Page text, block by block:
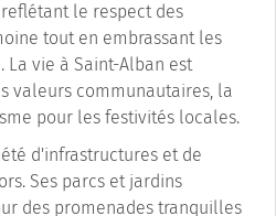
le respect des
tout en embrassant les
La vie à Saint-Alban est
valeurs communautaires, la
pour les festivités locales.
d'infrastructures et de
Ses parcs et jardins
des promenades tranquilles